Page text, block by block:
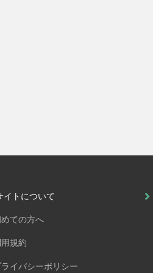
イトについて
ての方へ
規約
イバシーポリシー